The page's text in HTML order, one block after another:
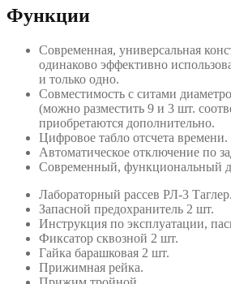
Функции
Современная, универсальная
одинаково эффективно
и только одно.
Совместимость с ситами
(можно разместить 9 и 3 шт.
приобретаются дополнительно.
Цифровое табло отсчета времени.
Автоматическое отключение по
Современный, функциональный
Лабораторный рассев РЛ-3 Таглер.
Запасной предохранитель 2 шт.
Инструкция по эксплуатации,
Фиксатор сквозной 2 шт.
Гайка барашковая 2 шт.
Прижимная рейка.